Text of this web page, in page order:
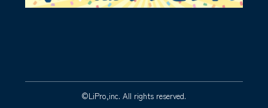
©LiPro,inc. All rights reserved.